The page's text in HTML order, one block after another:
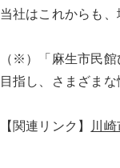
当社はこれからも
（※）「麻生市民
目指し、さまざま
【関連リンク】 川